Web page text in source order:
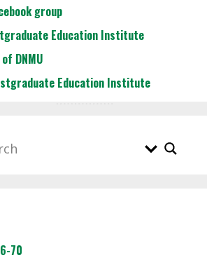
group
Education Institute
DNMU
Education Institute
70